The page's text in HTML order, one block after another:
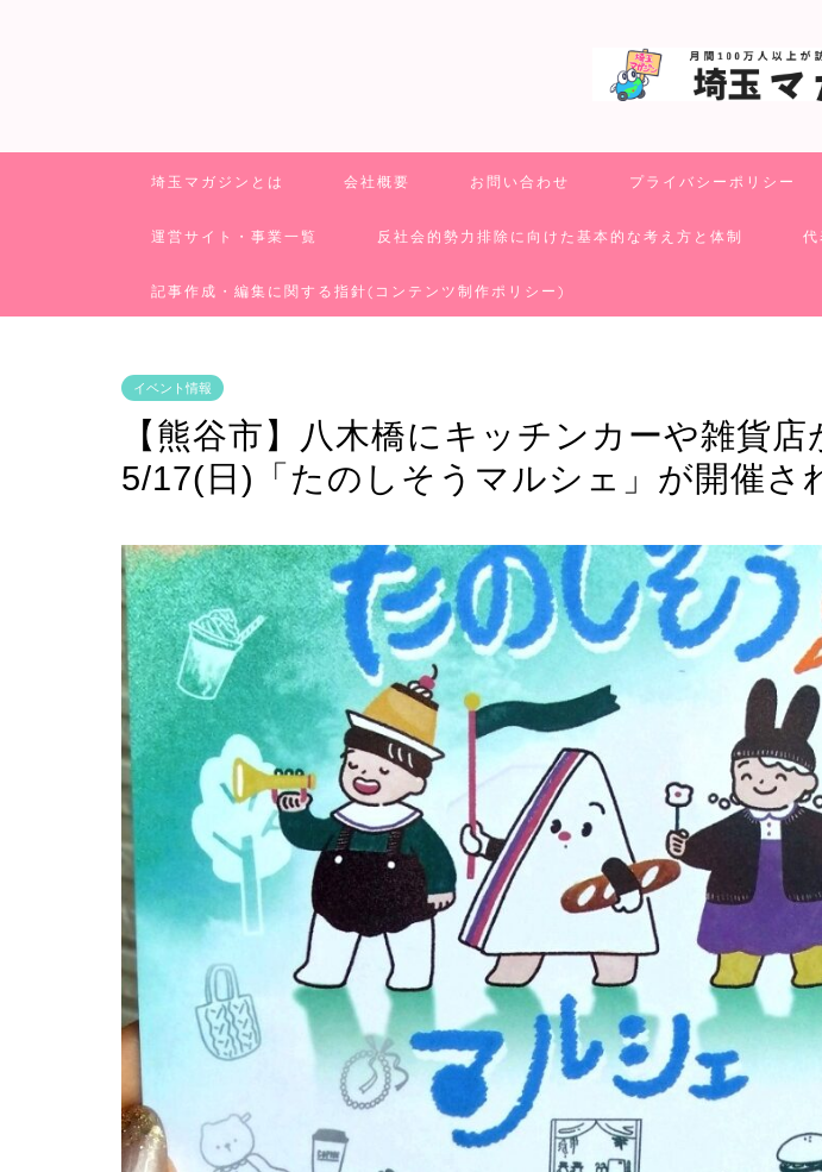
埼玉マガジンとは 会社概要 お問い合わせ プライバシーポリシー
運営サイト・事業一覧 反社会的勢力排除に向けた基本的な考え方と体制 代
記事作成・編集に関する指針(コンテンツ制作ポリシー)
イベント情報
【熊谷市】八木橋にキッチンカーや雑貨店
5/17(日)「たのしそうマルシェ」が開催さ